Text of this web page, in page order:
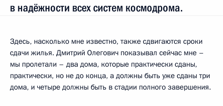
в надёжности всех систем космодрома.
Здесь, насколько мне известно, также сдвигаются сроки
сдачи жилья. Дмитрий Олегович показывал сейчас мне –
мы пролетали – два дома, которые практически сданы,
практически, но не до конца, а должны быть уже сданы три
дома, и четыре должны быть в стадии полного завершения.